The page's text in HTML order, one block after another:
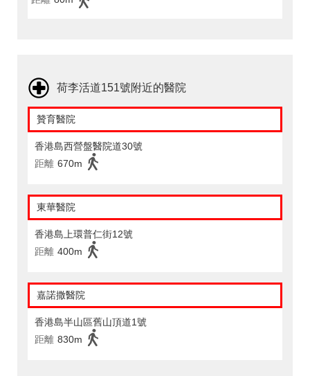
荷李活道151號附近的醫院
贊育醫院
香港島西營盤醫院道30號
距離 670m
東華醫院
香港島上環普仁街12號
距離 400m
嘉諾撒醫院
香港島半山區舊山頂道1號
距離 830m